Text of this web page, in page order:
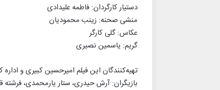
دستیار کارگردان: فاطمه علیدادی
منشی صحنه: زینب محمودیان
عکاس: گلی کارگر
گریم: یاسمین نصیری
تهیه‌کنندگان این فیلم امیرحسین کبیری و
بازیگران: آرش حیدری، ستار یارمحمدی،